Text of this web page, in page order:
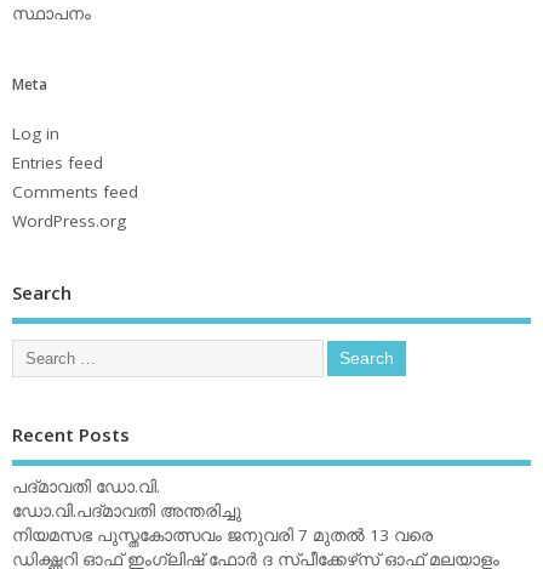
സ്ഥാപനം
Meta
Log in
Entries feed
Comments feed
WordPress.org
Search
Recent Posts
പദ്മാവതി ഡോ.വി.
ഡോ.വി.പദ്മാവതി അന്തരിച്ചു
നിയമസഭ പുസ്തകോത്സവം ജനുവരി 7 മുതല്‍ 13 വരെ
ഡിക്ഷ്ണറി ഓഫ് ഇംഗ്ലിഷ് ഫോര്‍ ദ സ്പീക്കേഴ്‌സ് ഓഫ് മലയാളം